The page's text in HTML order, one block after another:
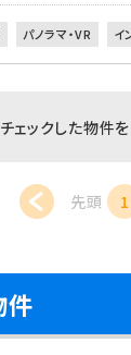
パノラマ・VR イ
チェックした物件を
先頭 1
件